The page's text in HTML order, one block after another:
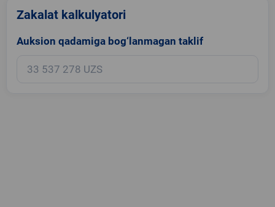
Zakalat kalkulyatori
Auksion qadamiga bog‘lanmagan taklif